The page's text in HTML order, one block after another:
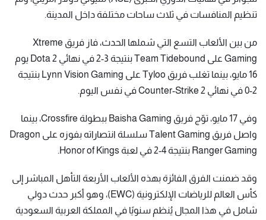
تنظيم المنافسات في ثلاث ساحات مختلفة داخل المدينة.
من بين الألعاب التسع التي شملها الحدث، فاز فريق Xtreme
Gaming على Team Tidebound بنتيجة 3-2 في نهائي Dota 2 يوم
16 مايو، بينما تغلب فريق Tyloo على Lynn Vision Gaming بنتيجة
2-0 في نهائي Counter-Strike 2 في نفس اليوم.
وفي 17 مايو، توّج فريق Baisha Gaming ببطولة Crossfire، بينما
واصل فريق Talent Gaming سلسلة انتصاراته بفوزه على Dragon
Ranger Gaming بنتيجة 4-2 في لعبة Honor of Kings.
وقد ضمنت الفرق الفائزة بهذه الألعاب الأربعة التأهل المباشر إلى
كأس العالم للرياضات الإلكترونية (EWC)، وهو أكبر حدث دولي
شامل في هذا المجال يُنظم سنويًا في المملكة العربية السعودية